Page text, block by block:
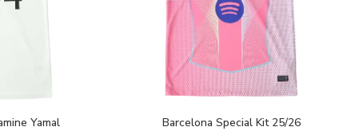
Yamal Barcelona Special Kit 25/26